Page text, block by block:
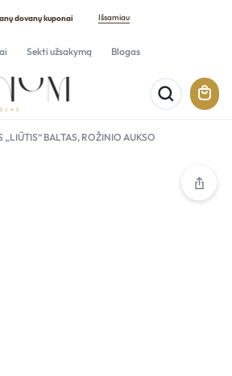
dovanų kuponai Išsamiau
Sekti užsakymą Blogas
„LIŪTIS“ BALTAS, ROŽINIO AUKSO